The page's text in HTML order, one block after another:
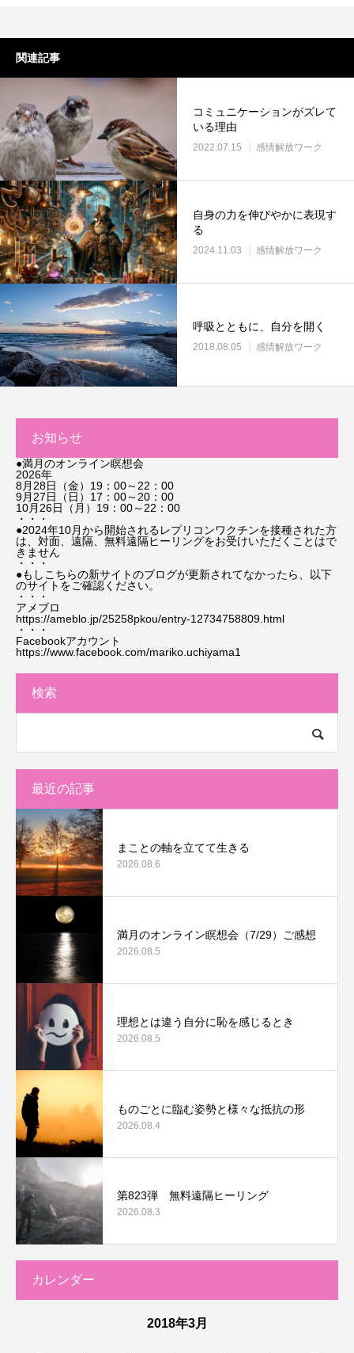
関連記事
コミュニケーションがズレて
いる理由
2022.07.15 感情解放ワーク
自身の力を伸びやかに表現す
る
2024.11.03 感情解放ワーク
呼吸とともに、自分を開く
2018.08.05 感情解放ワーク
お知らせ
●満月のオンライン瞑想会
2026年
8月28日（金）19：00～22：00
9月27日（日）17：00～20：00
10月26日（月）19：00～22：00
・・・
●2024年10月から開始されるレプリコンワクチンを接種された方
は、対面、遠隔、無料遠隔ヒーリングをお受けいただくことはで
きません
・・・
●もしこちらの新サイトのブログが更新されてなかったら、以下
のサイトをご確認ください。
・・・
アメブロ
https://ameblo.jp/25258pkou/entry-12734758809.html
・・・
Facebookアカウント
https://www.facebook.com/mariko.uchiyama1
検索
最近の記事
まことの軸を立てて生きる
2026.08.6
満月のオンライン瞑想会（7/29）ご感想
2026.08.5
理想とは違う自分に恥を感じるとき
2026.08.5
ものごとに臨む姿勢と様々な抵抗の形
2026.08.4
第823弾 無料遠隔ヒーリング
2026.08.3
カレンダー
2018年3月